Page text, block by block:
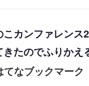
こカンファレンス
きたのでふりかえ